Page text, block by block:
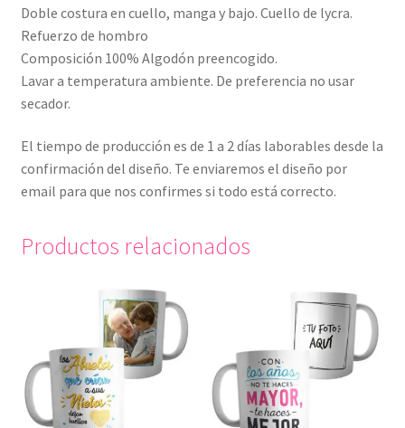
Doble costura en cuello, manga y bajo. Cuello de lycra.
Refuerzo de hombro
Composición 100% Algodón preencogido.
Lavar a temperatura ambiente. De preferencia no usar
secador.
El tiempo de producción es de 1 a 2 días laborables desde la
confirmación del diseño. Te enviaremos el diseño por
email para que nos confirmes si todo está correcto.
Productos relacionados